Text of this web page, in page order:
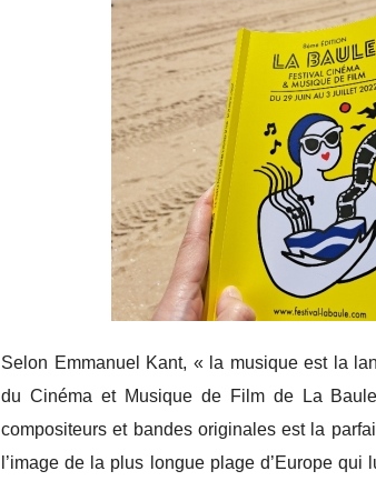
Selon Emmanuel Kant, « la musique est la
du Cinéma et Musique de Film de La
compositeurs et bandes originales est la
l’image de la plus longue plage d’Europe qui